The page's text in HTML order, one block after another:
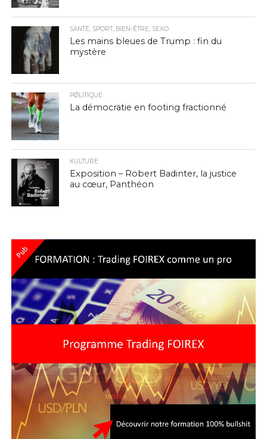
SANTÉ, SPORT, BIEN-ÊTRE, SEXO
Les mains bleues de Trump : fin du
mystère
PØLITIQUE
La démocratie en footing fractionné
КULTURE
Exposition – Robert Badinter, la justice
au cœur, Panthéon